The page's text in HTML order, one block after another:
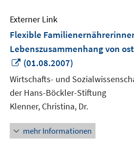
Externer Link
Flexible
Lebenszusammenhang von
In
neuem
Fenster
öffnen
(01.08.2007)
Wirtschafts- und
der Hans-Böckler-Stiftung
Klenner, Christina, Dr.
mehr Informationen